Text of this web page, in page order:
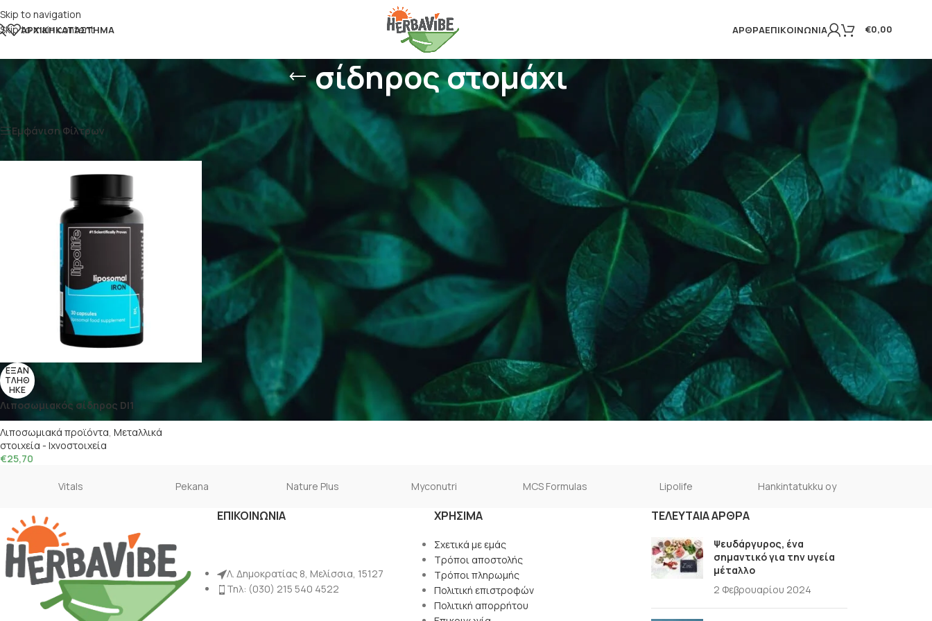
Skip to navigation
Skip to main content
ΑΡΧΙΚΉΚΑΤΆΣΤΗΜΑ ΆΡΘΡΑΕΠΙΚΟΙΝΩΝΊΑ €0,00
σίδηρος στομάχι
Αρχική σελίδα/ Προϊόντα με ετικέτα “σίδηρος στομάχι” Εμφάνιση του μοναδικού αποτελέσματος
Εμφάνιση Φίλτρων Δείτε 12 24
ΕΞΑΝ
ΤΛΗΘ
ΗΚΕ
Λιποσωμιακός σίδηρος DI1
Λιποσωμιακά προϊόντα Μεταλλικά
στοιχεία - Ιχνοστοιχεία
€25,70
Vitals Pekana Nature Plus Myconutri MCS Formulas Lipolife Hankintatukku oy
ΕΠΙΚΟΙΝΩΝΙΑ
Λ. Δημοκρατίας 8, Μελίσσια, 15127
Τηλ: (030) 215 540 4522
ΧΡΉΣΙΜΑ
Σχετικά με εμάς
Τρόποι αποστολής
Τρόποι πληρωμής
Πολιτική επιστροφών
Πολιτική απορρήτου
ΤΕΛΕΥΤΑΊΑ ΆΡΘΡΑ
Ψευδάργυρος, ένα
σημαντικό για την υγεία
μέταλλο
2 Φεβρουαρίου 2024